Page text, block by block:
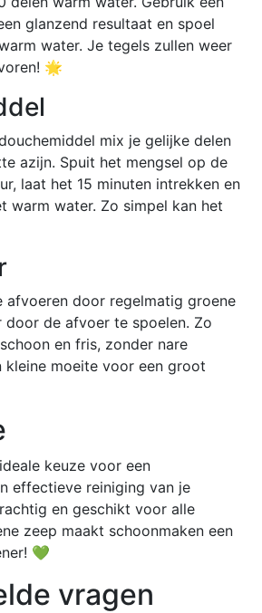
glanzend resultaat en spoel
water. Je tegels zullen weer
🌟
mix je gelijke delen
azijn. Spuit het mengsel op de
laat het 15 minuten intrekken en
warm water. Zo simpel kan het
afvoeren door regelmatig groene
door de afvoer te spoelen. Zo
en fris, zonder nare
kleine moeite voor een groot
keuze voor een
effectieve reiniging van je
en geschikt voor alle
zeep maakt schoonmaken een
💚
vragen